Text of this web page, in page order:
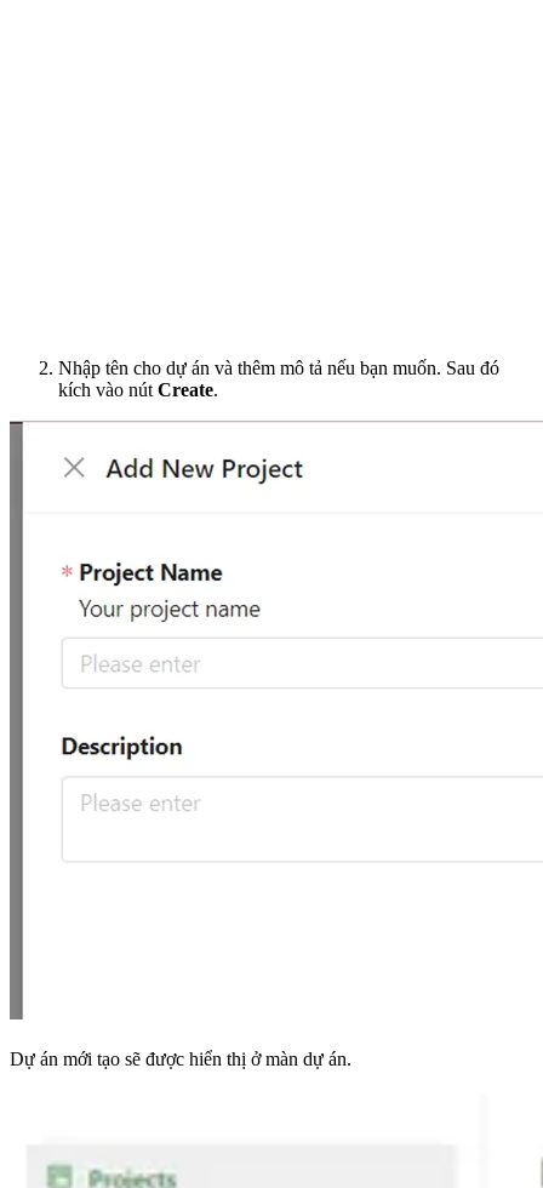
Nhập tên cho dự án và thêm mô tả nếu bạn muốn. Sau đó
kích vào nút Create.
Dự án mới tạo sẽ được hiển thị ở màn dự án.